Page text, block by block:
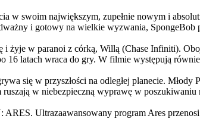
w swoim największym, zupełnie nowym i
i gotowy na wielkie wyzwania, SpongeBob
w paranoi z córką, Willą (Chase Infiniti).
16 latach wraca do gry. W filmie występują
się w przyszłości na odległej planecie.
w niebezpieczną wyprawę w
Ultrazaawansowany program Ares